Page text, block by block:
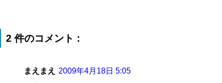
2 件のコメント :
まえまえ
2009年4月18日 5:05